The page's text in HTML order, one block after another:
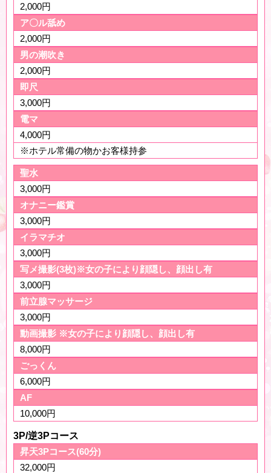
2,000円
ア〇ル舐め
2,000円
男の潮吹き
2,000円
即尺
3,000円
電マ
4,000円
※ホテル常備の物かお客様持参
聖水
3,000円
オナニー鑑賞
3,000円
イラマチオ
3,000円
写メ撮影(3枚)※女の子により顔隠し、顔出し有
3,000円
前立腺マッサージ
3,000円
動画撮影 ※女の子により顔隠し、顔出し有
8,000円
ごっくん
6,000円
AF
10,000円
3P/逆3Pコース
昇天3Pコース(60分)
32,000円